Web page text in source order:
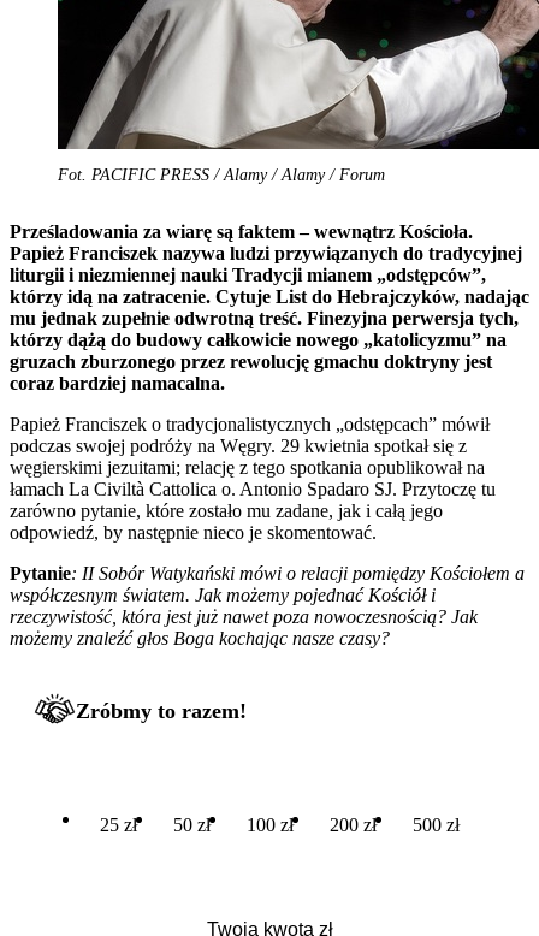
Fot. PACIFIC PRESS / Alamy / Alamy / Forum
Prześladowania za wiarę są faktem – wewnątrz Kościoła.
Papież Franciszek nazywa ludzi przywiązanych do tradycyjnej
liturgii i niezmiennej nauki Tradycji mianem „odstępców”,
którzy idą na zatracenie. Cytuje List do Hebrajczyków, nadając
mu jednak zupełnie odwrotną treść. Finezyjna perwersja tych,
którzy dążą do budowy całkowicie nowego „katolicyzmu” na
gruzach zburzonego przez rewolucję gmachu doktryny jest
coraz bardziej namacalna.
Papież Franciszek o tradycjonalistycznych „odstępcach” mówił
podczas swojej podróży na Węgry. 29 kwietnia spotkał się z
węgierskimi jezuitami; relację z tego spotkania opublikował na
łamach La Civiltà Cattolica o. Antonio Spadaro SJ. Przytoczę tu
zarówno pytanie, które zostało mu zadane, jak i całą jego
odpowiedź, by następnie nieco je skomentować.
Pytanie: II Sobór Watykański mówi o relacji pomiędzy Kościołem a
współczesnym światem. Jak możemy pojednać Kościół i
rzeczywistość, która jest już nawet poza nowoczesnością? Jak
możemy znaleźć głos Boga kochając nasze czasy?
Zróbmy to razem!
25 zł 50 zł 100 zł 200 zł 500 zł